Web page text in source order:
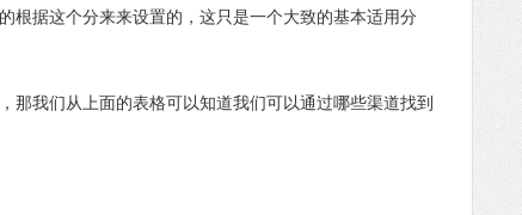
据这个分来来设置的，这只是一个大致的基本适用分
我们从上面的表格可以知道我们可以通过哪些渠道找到